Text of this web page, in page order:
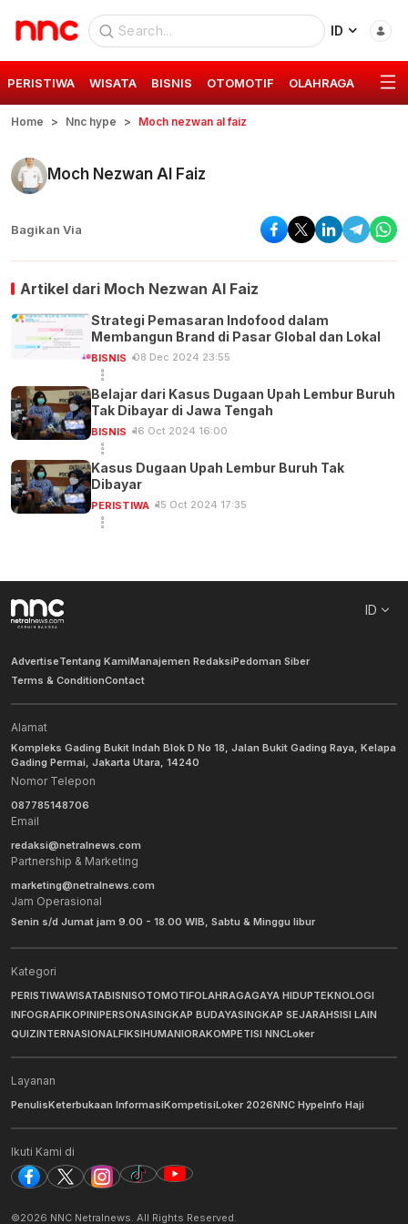
ID
PERISTIWA WISATA BISNIS OTOMOTIF OLAHRAGA GAYA
Home Nnc hype Moch nezwan al faiz
Moch Nezwan Al Faiz
Bagikan Via
Artikel dari Moch Nezwan Al Faiz
Strategi Pemasaran Indofood dalam
Membangun Brand di Pasar Global dan Lokal
BISNIS 08 Dec 2024 23:55
Belajar dari Kasus Dugaan Upah Lembur Buruh
Tak Dibayar di Jawa Tengah
BISNIS 16 Oct 2024 16:00
Kasus Dugaan Upah Lembur Buruh Tak
Dibayar
PERISTIWA 15 Oct 2024 17:35
ID
AdvertiseTentang KamiManajemen RedaksiPedoman Siber
Terms & ConditionContact
Alamat
Kompleks Gading Bukit Indah Blok D No 18, Jalan Bukit Gading Raya, Kelapa
Gading Permai, Jakarta Utara, 14240
Nomor Telepon
087785148706
Email
redaksi@netralnews.com
Partnership & Marketing
marketing@netralnews.com
Jam Operasional
Senin s/d Jumat jam 9.00 - 18.00 WIB, Sabtu & Minggu libur
Kategori
PERISTIWAWISATABISNISOTOMOTIFOLAHRAGAGAYA HIDUPTEKNOLOGI
INFOGRAFIKOPINIPERSONASINGKAP BUDAYASINGKAP SEJARAHSISI LAIN
QUIZINTERNASIONALFIKSIHUMANIORAKOMPETISI NNCLoker
Layanan
PenulisKeterbukaan InformasiKompetisiLoker 2026NNC HypeInfo Haji
Ikuti Kami di
©2026 NNC Netralnews. All Rights Reserved.